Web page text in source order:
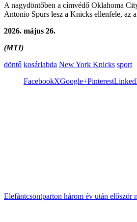
A nagydöntőben a címvédő Oklahoma
Antonio Spurs lesz a Knicks ellenfele, az
2026. május 26.
(MTI)
döntő kosárlabda New York Knicks sport
FacebookXGoogle+Pinterest
Elefántcsontparton három év után először